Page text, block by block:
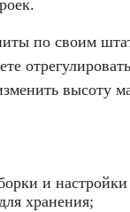
по своим
высоту
и
хранения;